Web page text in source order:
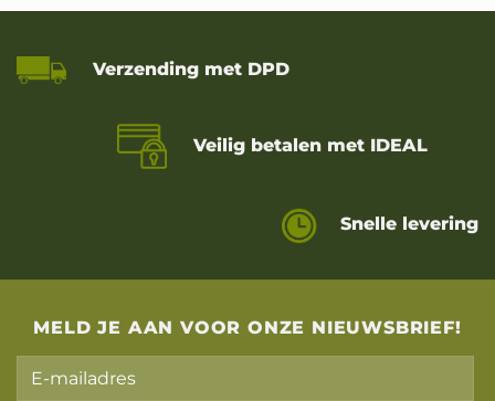
Verzending met DPD
Veilig betalen met IDEAL
Snelle levering
MELD JE AAN VOOR ONZE NIEUWSBRIEF!